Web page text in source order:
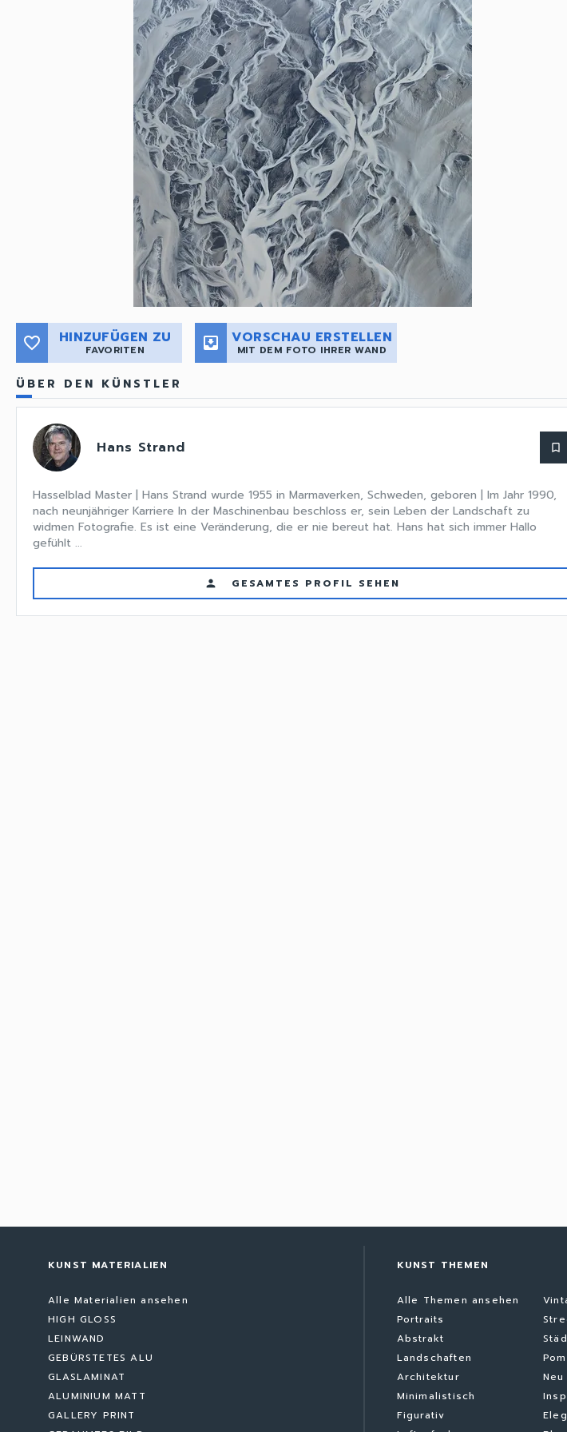
favorite_border HINZUFÜGEN ZU
FAVORITEN move_to_inbox VORSCHAU ERSTELLEN
MIT DEM FOTO IHRER WAND
ÜBER DEN KÜNSTLER
Hans Strand bookmark_border
Hasselblad Master | Hans Strand wurde 1955 in Marmaverken, Schweden, geboren | Im Jahr 1990,
nach neunjähriger Karriere In der Maschinenbau beschloss er, sein Leben der Landschaft zu
widmen Fotografie. Es ist eine Veränderung, die er nie bereut hat. Hans hat sich immer Hallo
gefühlt ...
person GESAMTES PROFIL SEHEN
KUNST MATERIALIEN
Alle Materialien ansehen
HIGH GLOSS
LEINWAND
GEBÜRSTETES ALU
GLASLAMINAT
ALUMINIUM MATT
GALLERY PRINT
KUNST THEMEN
Alle Themen ansehen
Portraits
Abstrakt
Landschaften
Architektur
Minimalistisch
Figurativ